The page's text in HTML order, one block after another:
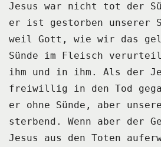
Jesus war nicht tot der
er ist gestorben unserer
weil Gott, wie wir das
Sünde im Fleisch
ihm und in ihm.
Als der
freiwillig in den Tod
er ohne Sünde, aber
sterbend.
Wenn aber der
Jesus aus den Toten